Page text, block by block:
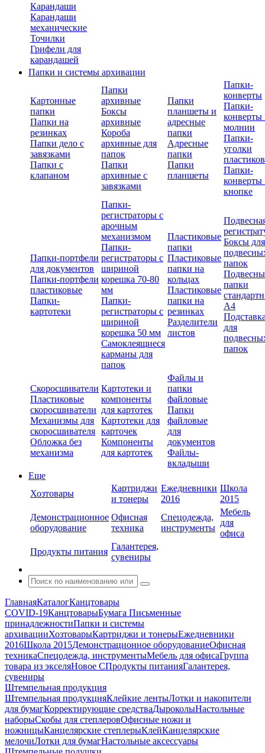
Карандаши
Карандаши
механические
Точилки
Грифели для
карандашей
Папки и системы архивации
Картонные
папки
Папки на
резинках
Папки дело с
завязками
Папки с
клапаном
Папки
архивные
Боксы
архивные
Короба
архивные для
папок
Папки
архивные с
завязками
Папки
планшеты и
адресные
папки
Адресные
папки
Папки
планшеты
Папки-
конверты
Папки-
конверты
молнии
Папки-
уголки
Папки-
конверты
кнопке
Папки-портфели
для документов
Папки-портфели
пластиковые
Папки-
картотеки
Папки-
регистраторы с
арочным
механизмом
Папки-
регистраторы с
шириной
корешка 70-80
мм
Папки-
регистраторы с
шириной
корешка 50 мм
Самоклеящиеся
карманы для
папок
Пластиковые
папки
Пластиковые
папки на
кольцах
Пластиковые
папки на
резинках
Разделители
листов
Боксы для
папок
папки
А4
для
папок
Скоросшиватели
Пластиковые
скоросшиватели
Механизмы для
скоросшивателя
Обложка без
механизма
Картотеки и
компоненты
для картотек
Картотеки для
карточек
Компоненты
для картотек
Файлы и
папки
файловые
Папки
файловые
для
документов
Файлы-
вкладыши
Еще
Хозтовары
Картриджи
и тонеры
Ежедневники
2016
Школа
2015
Демонстрационное
оборудование
Офисная
техника
Спецодежда,
инструменты
Мебель
для
офиса
Продукты питания
Галантерея,
сувениры
ГлавнаяКаталогКанцтовары
COVID-19КанцтоварыБумага Письменные
принадлежностиПапки и системы
архивацииХозтоварыКартриджи и тонерыЕжедневники
2016Школа 2015Демонстрационное оборудованиеОфисная
техникаСпецодежда, инструментыМебель для офисаГруппа
товара из экселяНовое СПродукты питанияГалантерея,
сувениры
Штемпельная продукция
Штемпельная продукцияКлейкие лентыЛотки и накопители
для бумагКорректирующие средстваДыроколыНастольные
наборыСкобы для степлеровОфисные ножи и
ножницыКанцелярские степлерыКлейКанцелярские
мелочиЛотки для бумагНастольные аксессуары